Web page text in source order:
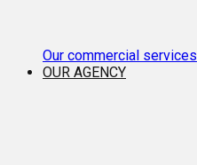
Our commercial services
OUR AGENCY